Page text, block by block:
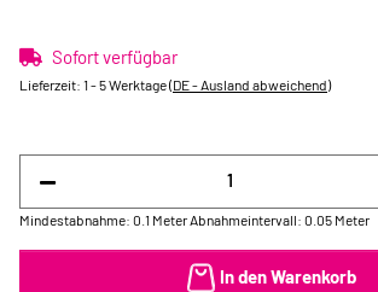
Sofort verfügbar
Lieferzeit: 1 - 5 Werktage(DE - Ausland abweichend)
Mindestabnahme: 0.1 Meter Abnahmeintervall: 0.05 Meter
In den Warenkorb